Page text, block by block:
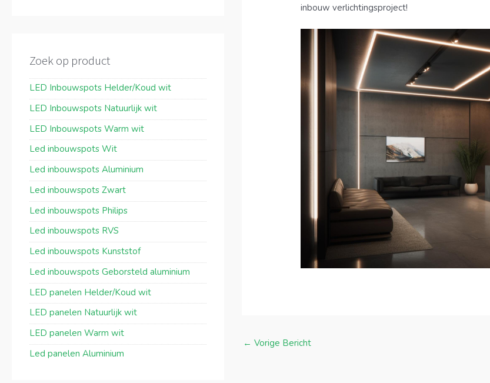
Zoek op product
LED Inbouwspots Helder/Koud wit
LED Inbouwspots Natuurlijk wit
LED Inbouwspots Warm wit
Led inbouwspots Wit
Led inbouwspots Aluminium
Led inbouwspots Zwart
Led inbouwspots Philips
Led inbouwspots RVS
Led inbouwspots Kunststof
Led inbouwspots Geborsteld aluminium
LED panelen Helder/Koud wit
LED panelen Natuurlijk wit
LED panelen Warm wit
Led panelen Aluminium
inbouw verlichtingsproject!
← Vorige Bericht